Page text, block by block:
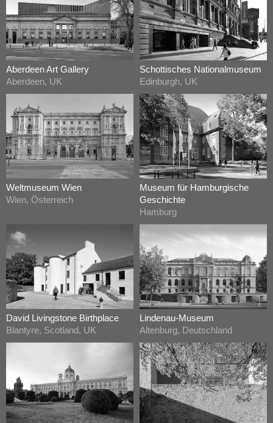
Aberdeen Art Gallery
Aberdeen, UK
Schottisches Nationalmuseum
Edinburgh, UK
Weltmuseum Wien
Wien, Österreich
Museum für Hamburgische
Geschichte
Hamburg
David Livingstone Birthplace
Blantyre, Scotland, UK
Lindenau-Museum
Altenburg, Deutschland